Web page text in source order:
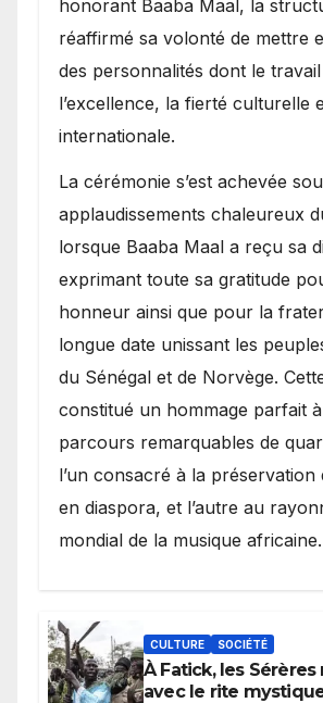
honorant Baaba Maal, la
réaffirmé sa volonté de mettre
des personnalités dont le
l’excellence, la fierté culturelle
internationale.
​La cérémonie s’est achevée
applaudissements chaleureux
lorsque Baaba Maal a reçu sa
exprimant toute sa gratitude
honneur ainsi que pour la
longue date unissant les
du Sénégal et de Norvège.
constitué un hommage parfait
parcours remarquables de
l’un consacré à la préservation
en diaspora, et l’autre au
mondial de la musique africaine.
CULTURE SOCIÉTÉ
À Fatick, les
avec le rite